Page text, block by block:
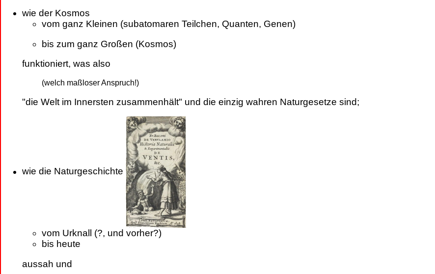
wie der Kosmos
vom ganz Kleinen (subatomaren Teilchen, Quanten, Genen)
bis zum ganz Großen (Kosmos)
funktioniert, was also
(welch maßloser Anspruch!)
"die Welt im Innersten zusammenhält" und die einzig wahren Naturgesetze sind;
wie die Naturgeschichte
vom Urknall (?, und vorher?)
bis heute
aussah und